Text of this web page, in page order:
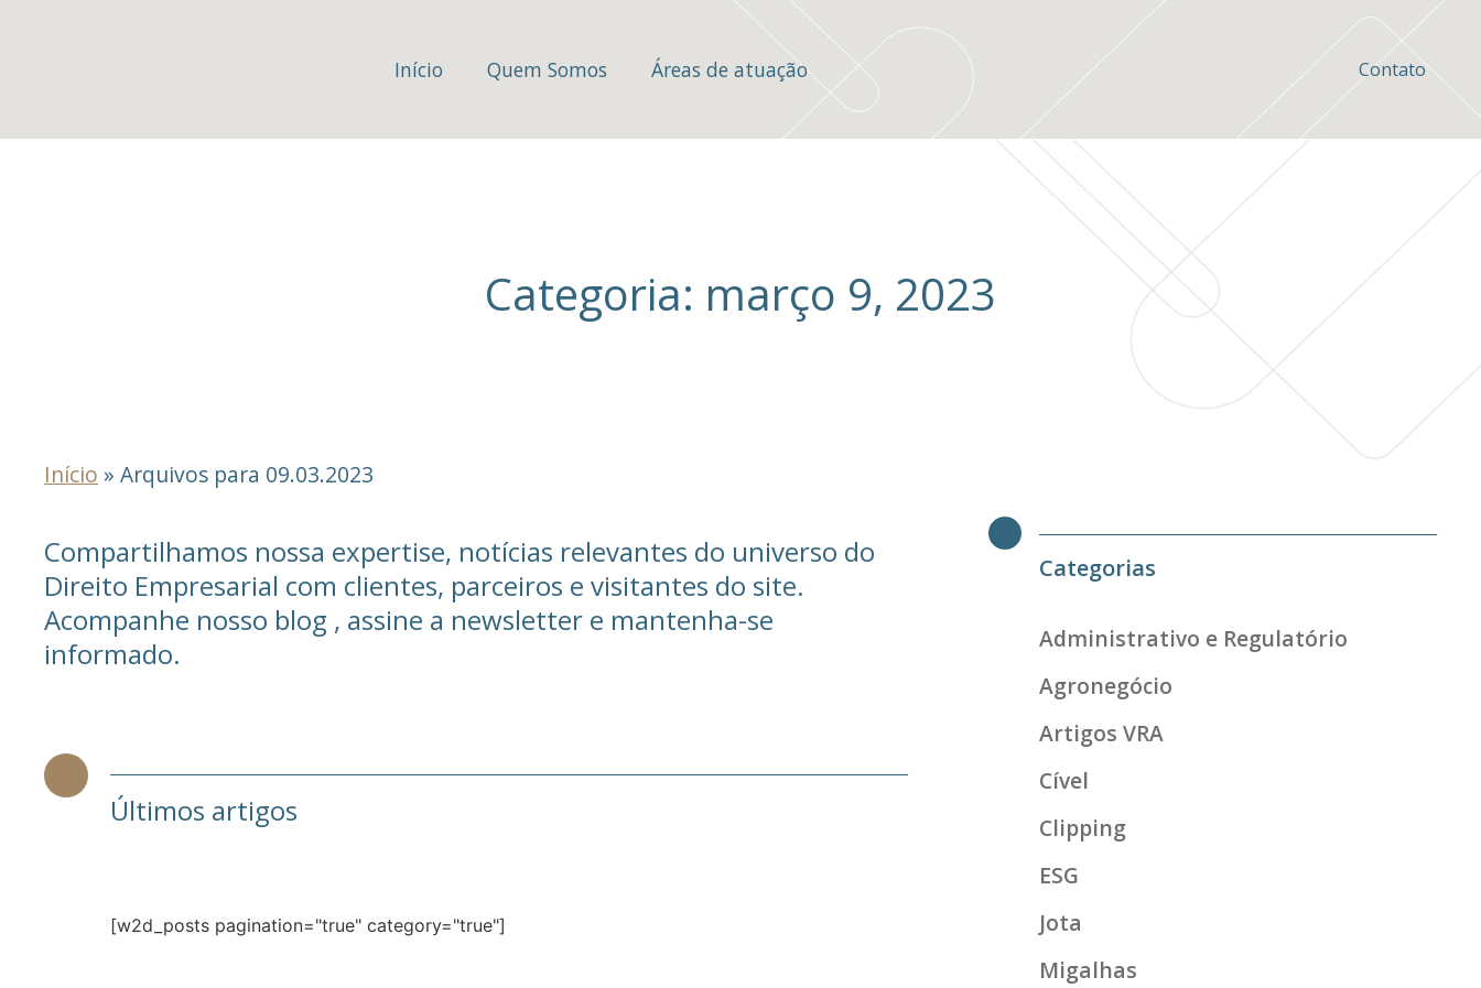
Início Quem Somos Áreas de atuação Contato
Categoria: março 9, 2023
Início » Arquivos para 09.03.2023
Compartilhamos nossa expertise, notícias relevantes do universo do
Direito Empresarial com clientes, parceiros e visitantes do site.
Acompanhe nosso blog , assine a newsletter e mantenha-se
informado.
Últimos artigos
[w2d_posts pagination="true" category="true"]
Categorias
Administrativo e Regulatório
Agronegócio
Artigos VRA
Cível
Clipping
ESG
Jota
Migalhas